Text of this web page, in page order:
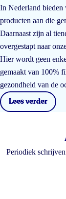
In Nederland bieden
producten aan die
Daarnaast zijn al
overgestapt naar
Hier wordt geen
gemaakt van 100%
gezondheid van de
Lees verder
Periodiek